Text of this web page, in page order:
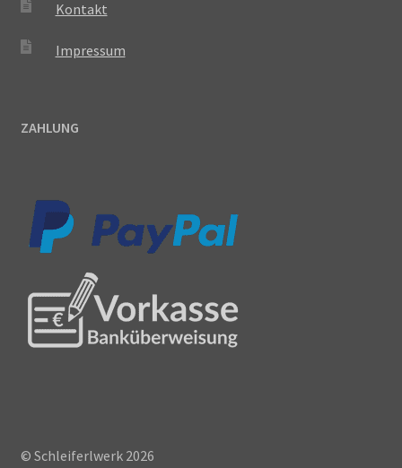
Kontakt
Impressum
ZAHLUNG
© Schleiferlwerk 2026